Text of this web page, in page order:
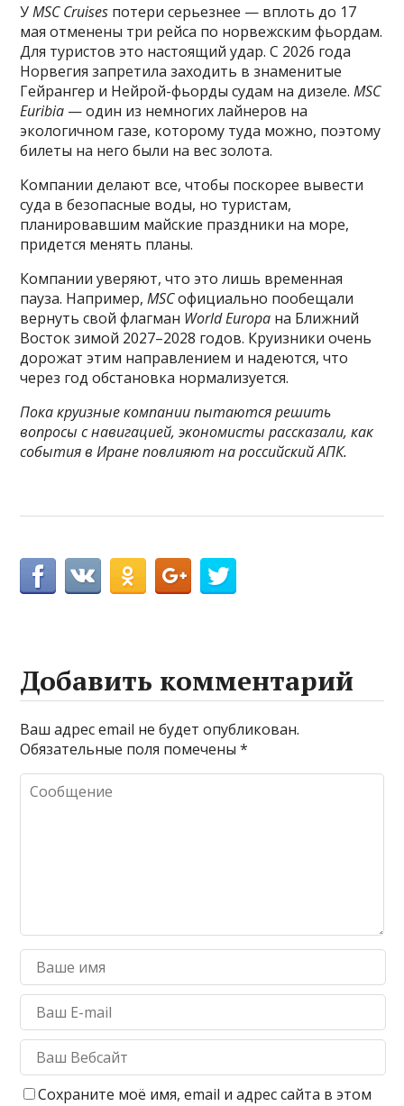
УMSC Cruises потери серьезнее — вплоть до 17
мая отменены три рейса по норвежским фьордам.
Для туристов это настоящий удар. С 2026 года
Норвегия запретила заходить в знаменитые
Гейрангер и Нейрой-фьорды судам на дизеле.MSC
Euribia — один из немногих лайнеров на
экологичном газе, которому туда можно, поэтому
билеты на него были на вес золота.
Компании делают все, чтобы поскорее вывести
суда в безопасные воды, но туристам,
планировавшим майские праздники на море,
придется менять планы.
Компании уверяют, что это лишь временная
пауза. Например,MSCофициально пообещали
вернуть свой флагман World Europa на Ближний
Восток зимой 2027–2028 годов. Круизники очень
дорожат этим направлением и надеются, что
через год обстановка нормализуется.
Пока круизные компании пытаются решить
вопросы с навигацией, экономисты рассказали,как
события в Иране повлияют на российский АПК.
Добавить комментарий
Ваш адрес email не будет опубликован.
Обязательные поля помечены*
Сохраните моё имя, email и адрес сайта в этом